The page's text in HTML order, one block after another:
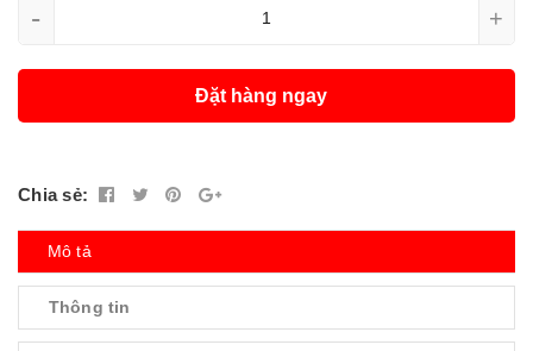
- +
Đặt hàng ngay
Chia sẻ:
Mô tả
Thông tin